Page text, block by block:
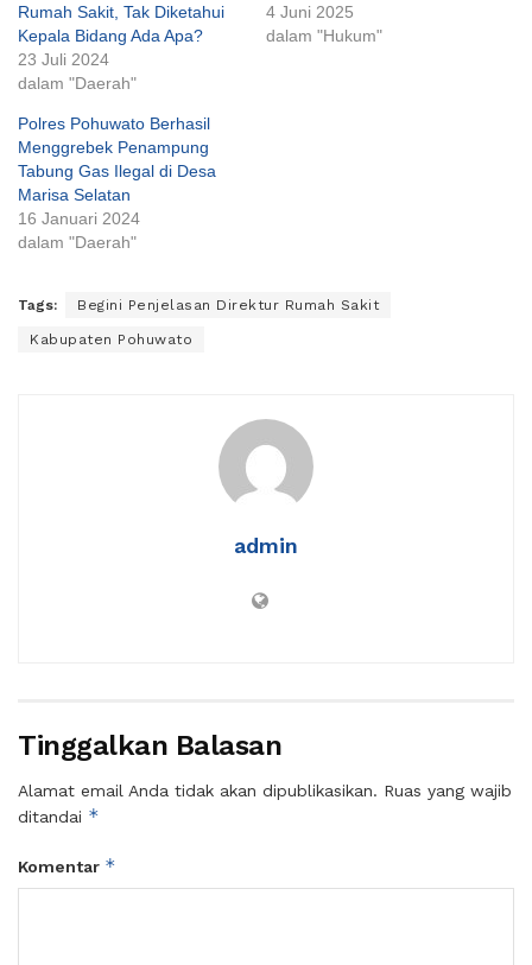
Rumah Sakit, Tak Diketahui
Kepala Bidang Ada Apa?
23 Juli 2024
dalam "Daerah"
4 Juni 2025
dalam "Hukum"
Polres Pohuwato Berhasil
Menggrebek Penampung
Tabung Gas Ilegal di Desa
Marisa Selatan
16 Januari 2024
dalam "Daerah"
Tags: Begini Penjelasan Direktur Rumah Sakit
Kabupaten Pohuwato
admin
Tinggalkan Balasan
Alamat email Anda tidak akan dipublikasikan. Ruas yang wajib
ditandai *
Komentar *